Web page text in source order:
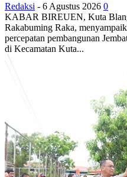
Redaksi - 6 Agustus 2026 0
KABAR BIREUEN, Kuta
Rakabuming Raka,
percepatan pembangunan
di Kecamatan Kuta...